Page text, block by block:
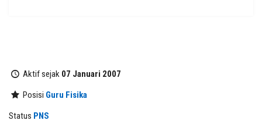
Aktif sejak 07 Januari 2007
Posisi Guru Fisika
Status PNS